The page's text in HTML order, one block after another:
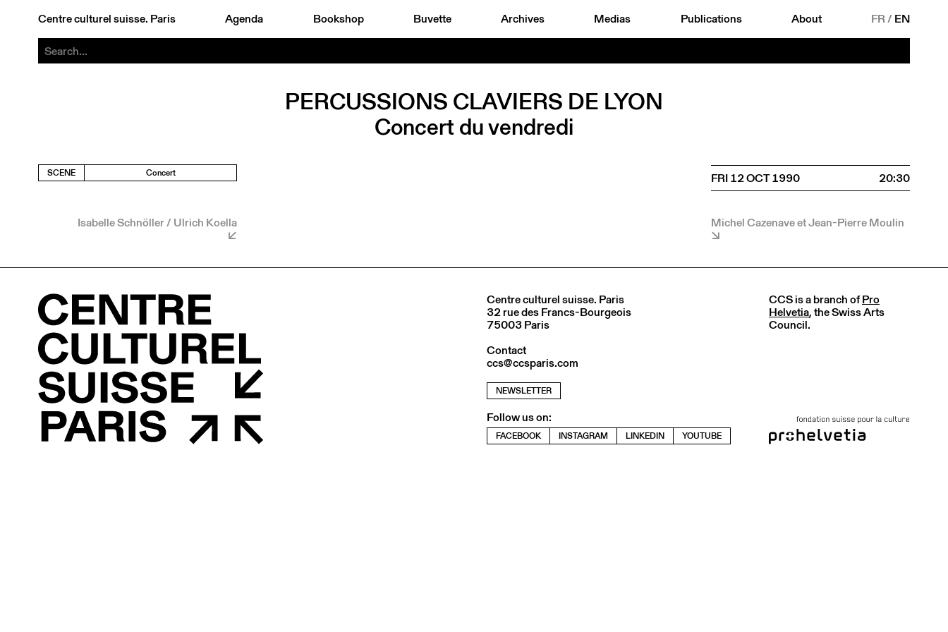
Centre culturel suisse. Paris Agenda Bookshop Buvette Archives Medias Publications About FR/ EN
PERCUSSIONS CLAVIERS DE LYON
Concert du vendredi
SCENE Concert
Isabelle Schnöller / Ulrich Koella
FRI 12 OCT 1990 20:30
Michel Cazenave et Jean-Pierre Moulin
Centre culturel suisse. Paris
32 rue des Francs-Bourgeois
75003 Paris
Contact
ccs@ccsparis.com
NEWSLETTER
Follow us on:
FACEBOOK INSTAGRAM LINKEDIN YOUTUBE
CCS is a branch ofPro
Helvetia, the Swiss Arts
Council.